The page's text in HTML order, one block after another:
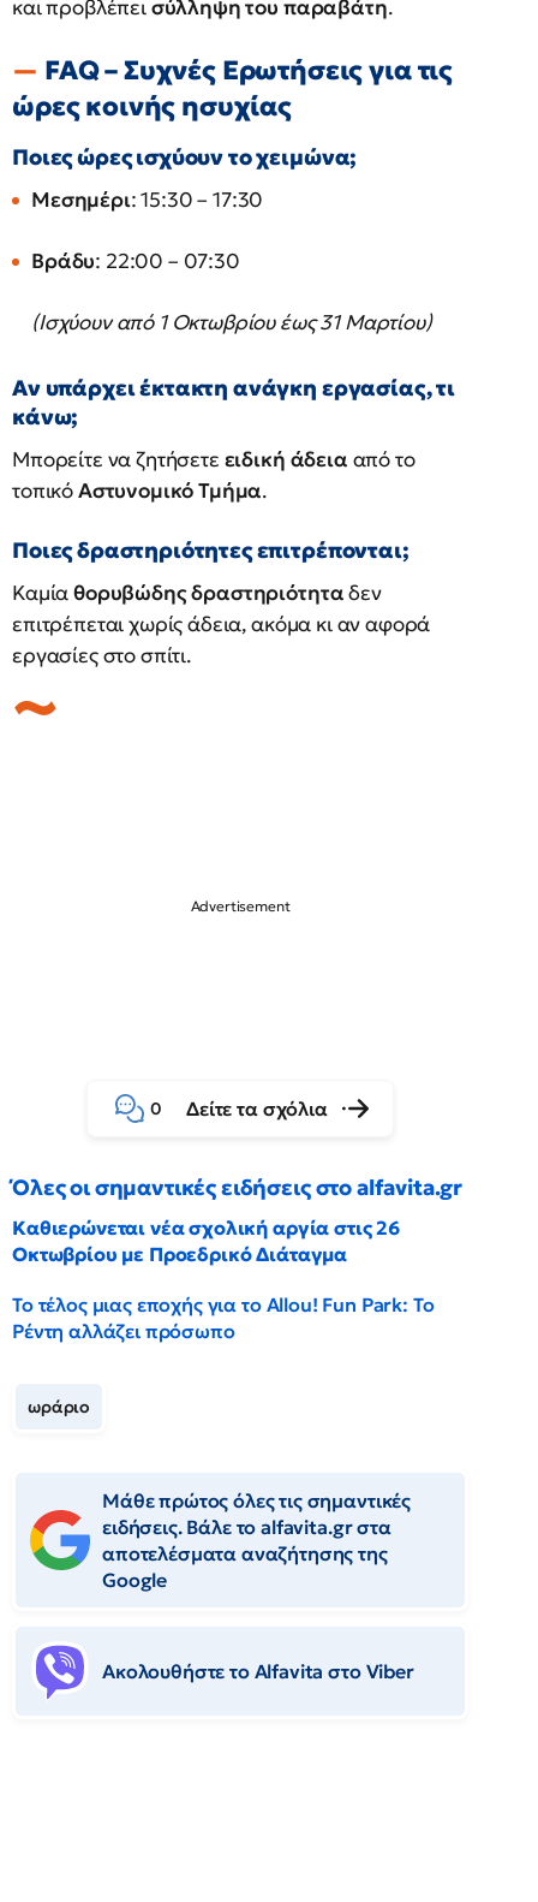
και προβλέπεισύλληψη του παραβάτη.
FAQ – Συχνές Ερωτήσεις για τις
ώρες κοινής ησυχίας
Ποιες ώρες ισχύουν το χειμώνα;
Μεσημέρι: 15:30 – 17:30
Βράδυ: 22:00 – 07:30
(Ισχύουν από 1 Οκτωβρίου έως 31 Μαρτίου)
Αν υπάρχει έκτακτη ανάγκη εργασίας, τι
κάνω;
Μπορείτε να ζητήσετε ειδική άδεια από το
τοπικόΑστυνομικό Τμήμα.
Ποιες δραστηριότητες επιτρέπονται;
Καμίαθορυβώδης δραστηριότηταδεν
επιτρέπεται χωρίς άδεια, ακόμα κι αν αφορά
εργασίες στο σπίτι.
0 Δείτε τα σχόλια
Όλες οι σημαντικές ειδήσεις στο alfavita.gr
Καθιερώνεται νέα σχολική αργία στις 26
Οκτωβρίου με Προεδρικό Διάταγμα
Το τέλος μιας εποχής για το Allou! Fun Park: Το
Ρέντη αλλάζει πρόσωπο
ωράριο
Μάθε πρώτος όλες τις σημαντικές
ειδήσεις. Βάλε το alfavita.gr στα
αποτελέσματα αναζήτησης της
Google
Ακολουθήστε το Αlfavita στο Viber